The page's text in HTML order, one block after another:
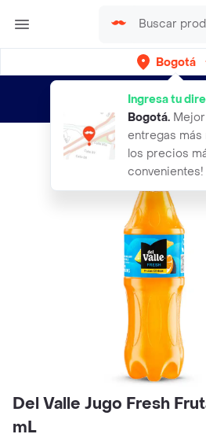
Bogotá
Ingresa tu
Bogotá.
entregas más
los precios
convenientes!
envíos gratis por
Del Valle Jugo Fresh
mL